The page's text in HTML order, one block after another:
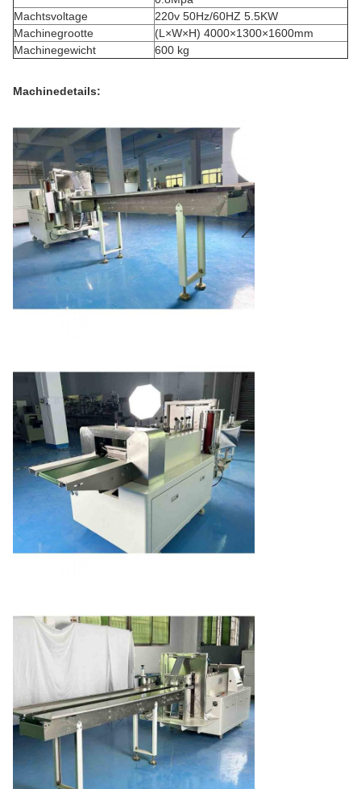
Machtsvoltage
220v 50Hz/60HZ 5.5KW
Machinegrootte
(L×W×H) 4000×1300×1600mm
Machinegewicht
600 kg
Machinedetails: